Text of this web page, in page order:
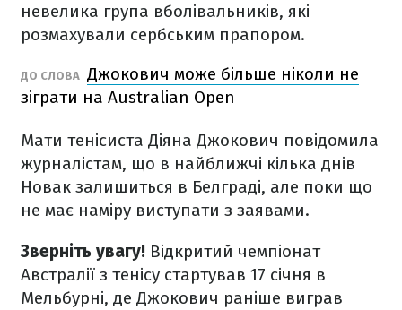
невелика група вболівальників, які
розмахували сербським прапором.
ДО СЛОВА Джокович може більше ніколи не
зіграти на Australian Open
Мати тенісиста Діяна Джокович повідомила
журналістам, що в найближчі кілька днів
Новак залишиться в Белграді, але поки що
не має наміру виступати з заявами.
Зверніть увагу! Відкритий чемпіонат
Австралії з тенісу стартував 17 січня в
Мельбурні, де Джокович раніше виграв